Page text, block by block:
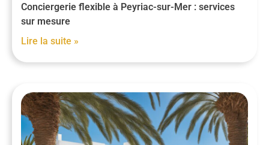
Conciergerie flexible à Peyriac-sur-Mer : services
sur mesure
Lire la suite »